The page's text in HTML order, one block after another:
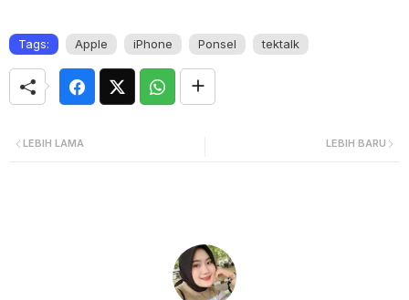
Tags: Apple iPhone Ponsel tektalk
LEBIH BARU
LEBIH LAMA